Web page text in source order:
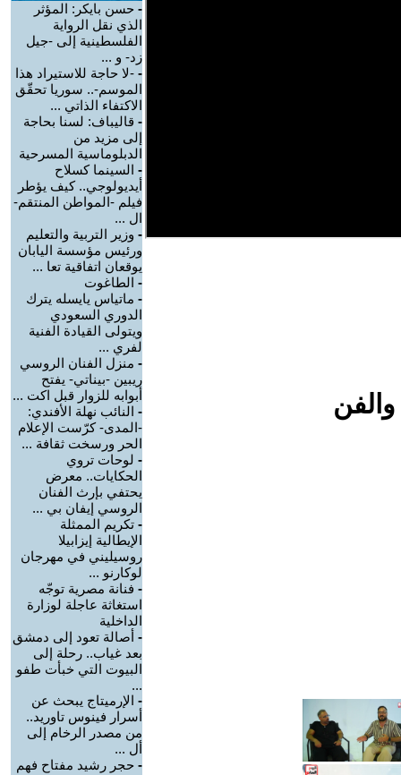
- حسن بايكر: المؤثر
الذي نقل الرواية
الفلسطينية إلى -جيل
زد- و ...
- -لا حاجة للاستيراد هذا
الموسم-.. سوريا تحقّق
الاكتفاء الذاتي ...
- قاليباف: لسنا بحاجة
إلى مزيد من
الدبلوماسية المسرحية
- السينما كسلاح
أيديولوجي.. كيف يؤطر
فيلم -المواطن المنتقم-
ال ...
- وزير التربية والتعليم
ورئيس مؤسسة اليابان
يوقعان اتفاقية تعا ...
- الطاغوت
- ماتياس يايسله يترك
الدوري السعودي
ويتولى القيادة الفنية
لفري ...
- منزل الفنان الروسي
ريبين -بيناتي- يفتح
أبوابه للزوار قبل اكت ...
- النائب نهلة الأفندي:
-المدى- كرّست الإعلام
الحر ورسخت ثقافة ...
- لوحات تروي
الحكايات.. معرض
يحتفي بإرث الفنان
الروسي إيفان بي ...
- تكريم الممثلة
الإيطالية إيزابيلا
روسيليني في مهرجان
لوكارنو ...
- فنانة مصرية توجّه
استغاثة عاجلة لوزارة
الداخلية
- أصالة تعود إلى دمشق
بعد غياب.. رحلة إلى
البيوت التي خبأت طفو
...
- الإرميتاج يبحث عن
أسرار فينوس تاوريد..
من مصدر الرخام إلى
أل ...
- حجر رشيد مفتاح فهم